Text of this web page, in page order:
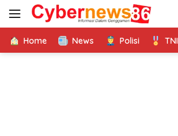
Langsung
Home News Polisi TNI